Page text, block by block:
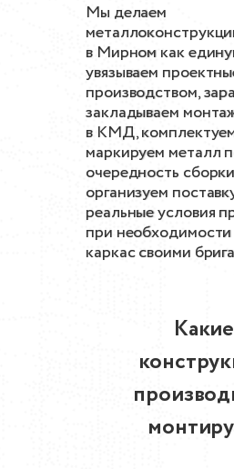
Мы делаем
в Мирном как
увязываем
производством,
закладываем
в КМД,
маркируем металл
очередность
организуем
реальные условия
при
каркас своими
Какие